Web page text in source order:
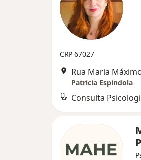
CRP 67027
Patricia Espindola
Consulta